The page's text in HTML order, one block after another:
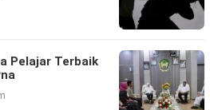
Pelajar Terbaik